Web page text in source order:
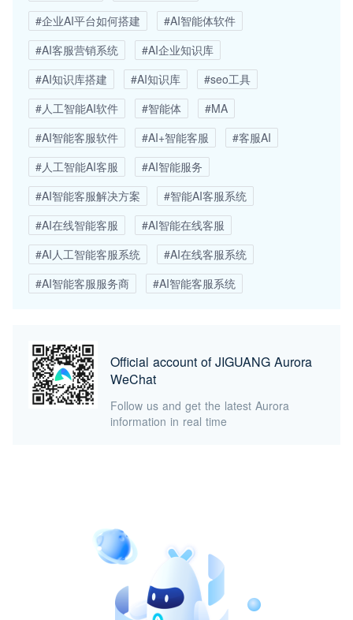
#企业AI平台如何搭建
#AI智能体软件
#AI客服营销系统
#AI企业知识库
#AI知识库搭建
#AI知识库
#seo工具
#人工智能AI软件
#智能体
#MA
#AI智能客服软件
#AI+智能客服
#客服AI
#人工智能AI客服
#AI智能服务
#AI智能客服解决方案
#智能AI客服系统
#AI在线智能客服
#AI智能在线客服
#AI人工智能客服系统
#AI在线客服系统
#AI智能客服服务商
#AI智能客服系统
Official account of JIGUANG Aurora
WeChat
Follow us and get the latest Aurora
information in real time